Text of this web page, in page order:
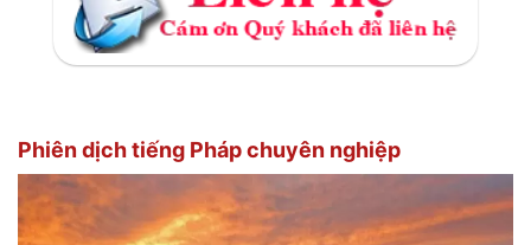
Phiên dịch tiếng Pháp chuyên nghiệp